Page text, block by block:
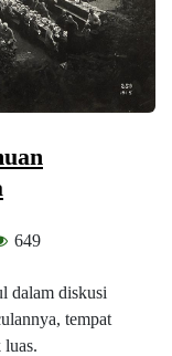
649
dalam diskusi
tempat